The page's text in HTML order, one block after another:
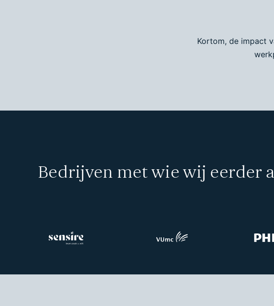
Kortom, de impact
Bedrijven met wie wij eerder